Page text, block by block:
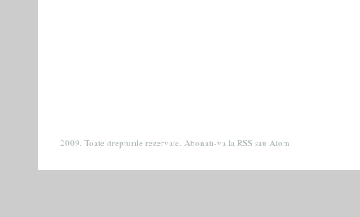
2009. Toate drepturile rezervate. Abonati-va la RSS sau Atom